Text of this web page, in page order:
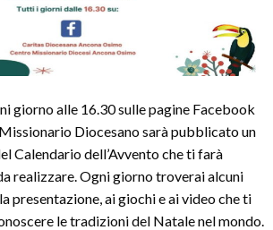
giorno alle 16.30 sulle pagine Facebook
Diocesano sarà pubblicato un
Calendario dell’Avvento che ti farà
realizzare. Ogni giorno troverai alcuni
presentazione, ai giochi e ai video che ti
le tradizioni del Natale nel mondo.